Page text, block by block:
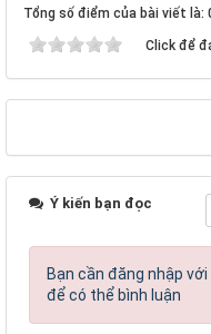
Tổng số điểm của bài viết là:
Click để
Ý kiến bạn đọc
Bạn cần đăng nhập
để có thể bình luận